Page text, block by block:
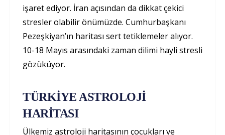
işaret ediyor. İran açısından da dikkat çekici
stresler olabilir önümüzde. Cumhurbaşkanı
Pezeşkiyan’ın haritası sert tetiklemeler alıyor.
10-18 Mayıs arasındaki zaman dilimi hayli stresli
gözüküyor.
TÜRKİYE ASTROLOJİ
HARİTASI
Ülkemiz astroloji haritasının çocukları ve